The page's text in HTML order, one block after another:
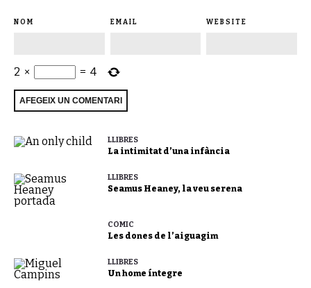
NOM EMAIL WEBSITE
2 × = 4
LLIBRES
La intimitat d’una infància
LLIBRES
Seamus Heaney, la veu serena
CÒMIC
Les dones de l’aiguagim
LLIBRES
Un home íntegre